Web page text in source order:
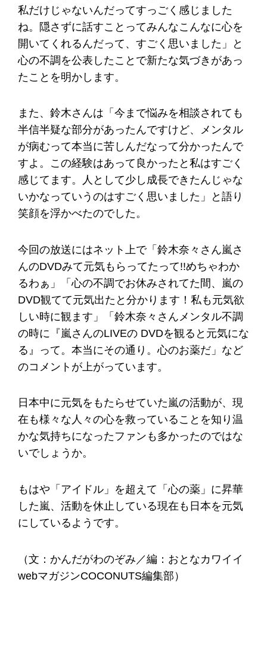
私だけじゃないんだってすっごく感じました
ね。隠さずに話すことってみんなこんなに心を
開いてくれるんだって、すごく思いました」と
心の不調を公表したことで新たな気づきがあっ
たことを明かします。
また、鈴木さんは「今まで悩みを相談されても
半信半疑な部分があったんですけど、メンタル
が病むって本当に苦しんだなって分かったんで
すよ。この経験はあって良かったと私はすごく
感じてます。人として少し成長できたんじゃな
いかなっていうのはすごく思いました」と語り
笑顔を浮かべたのでした。
今回の放送にはネット上で「鈴木奈々さん嵐さ
んのDVDみて元気もらってたって!!めちゃわか
るわぁ」「心の不調でお休みされてた間、嵐の
DVD観てて元気出たと分かります！私も元気欲
しい時に観ます」「鈴木奈々さんメンタル不調
の時に『嵐さんのLIVEの DVDを観ると元気にな
る』って。本当にその通り。心のお薬だ」など
のコメントが上がっています。
日本中に元気をもたらせていた嵐の活動が、現
在も様々な人々の心を救っていることを知り温
かな気持ちになったファンも多かったのではな
いでしょうか。
もはや「アイドル」を超えて「心の薬」に昇華
した嵐、活動を休止している現在も日本を元気
にしているようです。
（文：かんだがわのぞみ／編：おとなカワイイ
webマガジンCOCONUTS編集部）